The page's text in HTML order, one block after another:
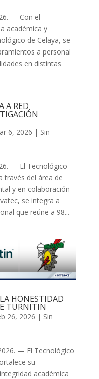
— Con el
académica y
de Celaya, se
a personal
en distintas
A RED
6, 2026 | Sin
— El Tecnológico
través del área de
y en colaboración
se integra a
que reúne a 98...
HONESTIDAD
TURNITIN
26, 2026 | Sin
— El Tecnológico
su
académica